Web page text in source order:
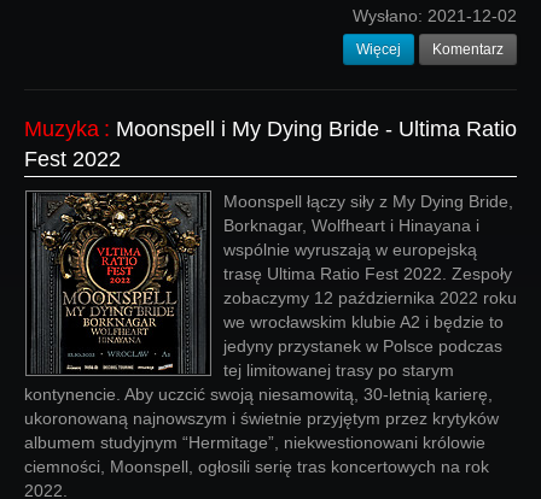
Wysłano: 2021-12-02
Więcej Komentarz
Muzyka : Moonspell i My Dying Bride - Ultima Ratio
Fest 2022
Moonspell łączy siły z My Dying Bride,
Borknagar, Wolfheart i Hinayana i
wspólnie wyruszają w europejską
trasę Ultima Ratio Fest 2022. Zespoły
zobaczymy 12 października 2022 roku
we wrocławskim klubie A2 i będzie to
jedyny przystanek w Polsce podczas
tej limitowanej trasy po starym
kontynencie. Aby uczcić swoją niesamowitą, 30-letnią karierę,
ukoronowaną najnowszym i świetnie przyjętym przez krytyków
albumem studyjnym “Hermitage”, niekwestionowani królowie
ciemności, Moonspell, ogłosili serię tras koncertowych na rok
2022.